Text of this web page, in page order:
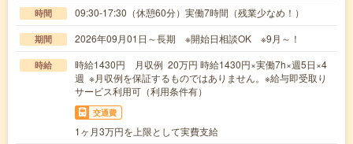
時間 09:30-17:30（休憩60分）実働7時間（残業少なめ！）
期間 2026年09月01日～長期 ※開始日相談OK ※9月～！
時給
時給1430円 月収例 20万円 時給1430円×実働7h×週5日×4
週 ※月収例を保証するものではありません。※給与即受取り
サービス利用可（利用条件有）
交通費
1ヶ月3万円を上限として実費支給